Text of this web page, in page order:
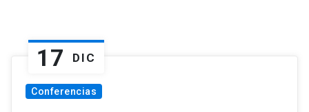
17 DIC
Conferencias